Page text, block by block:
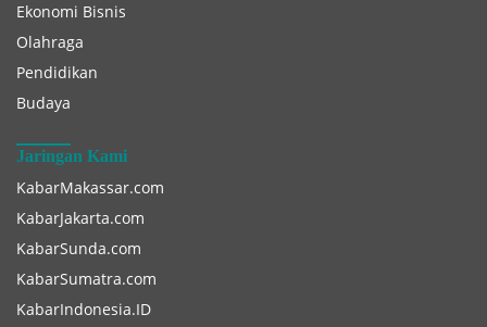
Ekonomi Bisnis
Olahraga
Pendidikan
Budaya
Jaringan Kami
KabarMakassar.com
KabarJakarta.com
KabarSunda.com
KabarSumatra.com
KabarIndonesia.ID